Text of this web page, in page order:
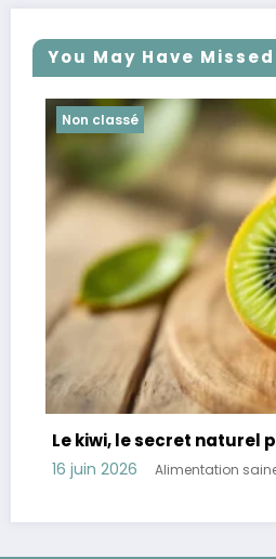
You May Have Missed
naturel pour mieux dormir
Alimentation saine